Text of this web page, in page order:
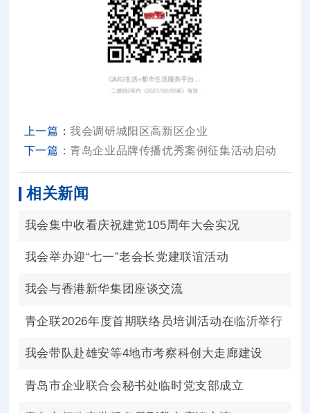
上一篇：我会调研城阳区高新区企业
下一篇：青岛企业品牌传播优秀案例征集活动启动
相关新闻
我会集中收看庆祝建党105周年大会实况
我会举办迎“七一”老会长党建联谊活动
我会与香港新华集团座谈交流
青企联2026年度首期联络员培训活动在临沂举行
我会带队赴雄安等4地市考察科创大走廊建设
青岛市企业联合会秘书处临时党支部成立